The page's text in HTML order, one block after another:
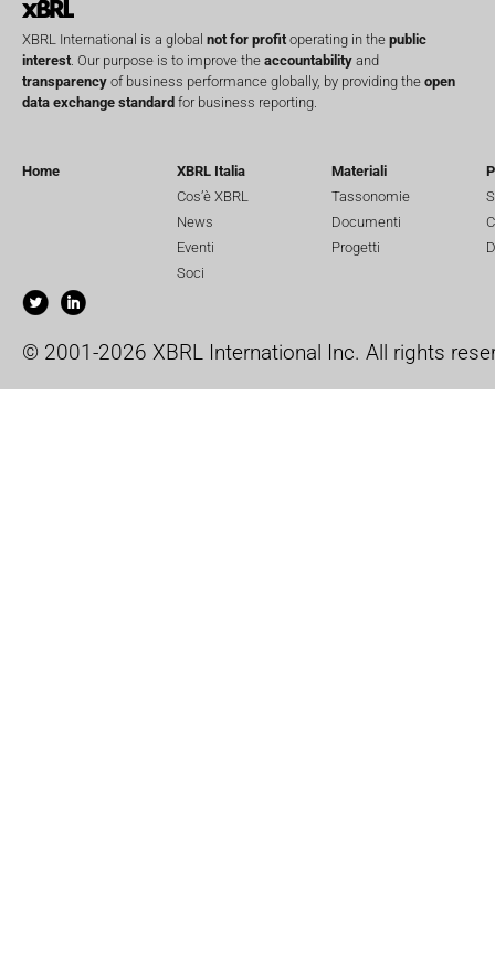
XBRL International is a global not for profit operating in the public
interest . Our purpose is to improve the accountability and
transparency of business performance globally, by providing the open
data exchange standard for business reporting.
Home
XBRL Italia
Cos’è XBRL
News
Eventi
Soci
Materiali
Tassonomie
Documenti
Progetti
© 2001-2026 XBRL International Inc. All rights